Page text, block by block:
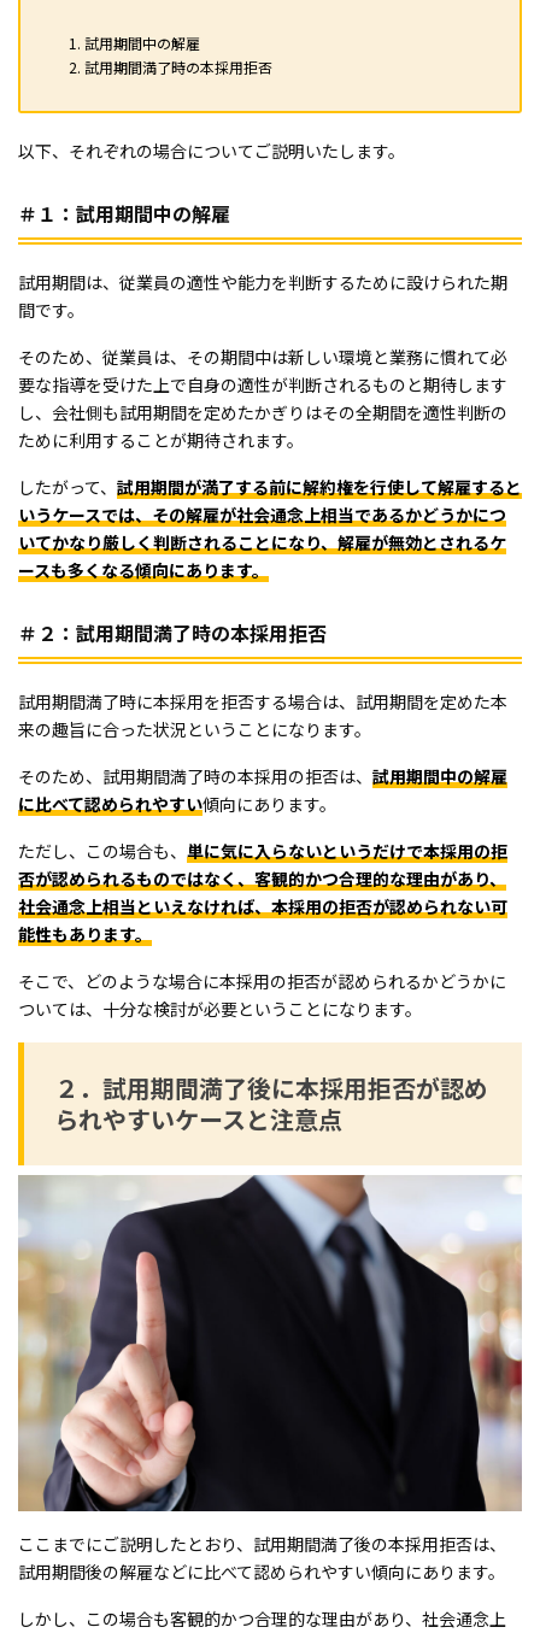
試用期間中の解雇
試用期間満了時の本採用拒否
以下、それぞれの場合についてご説明いたします。
＃１：試用期間中の解雇
試用期間は、従業員の適性や能力を判断するために設けられた期
間です。
そのため、従業員は、その期間中は新しい環境と業務に慣れて必
要な指導を受けた上で自身の適性が判断されるものと期待します
し、会社側も試用期間を定めたかぎりはその全期間を適性判断の
ために利用することが期待されます。
したがって、 試用期間が満了する前に解約権を行使して解雇すると
いうケースでは、その解雇が社会通念上相当であるかどうかにつ
いてかなり厳しく判断されることになり、解雇が無効とされるケ
ースも多くなる傾向にあります。
＃２：試用期間満了時の本採用拒否
試用期間満了時に本採用を拒否する場合は、試用期間を定めた本
来の趣旨に合った状況ということになります。
そのため、試用期間満了時の本採用の拒否は、 試用期間中の解雇
に比べて認められやすい傾向にあります。
ただし、この場合も、 単に気に入らないというだけで本採用の拒
否が認められるものではなく、客観的かつ合理的な理由があり、
社会通念上相当といえなければ、本採用の拒否が認められない可
能性もあります。
そこで、どのような場合に本採用の拒否が認められるかどうかに
ついては、十分な検討が必要ということになります。
２．試用期間満了後に本採用拒否が認め
られやすいケースと注意点
ここまでにご説明したとおり、試用期間満了後の本採用拒否は、
試用期間後の解雇などに比べて認められやすい傾向にあります。
しかし、この場合も客観的かつ合理的な理由があり、社会通念上